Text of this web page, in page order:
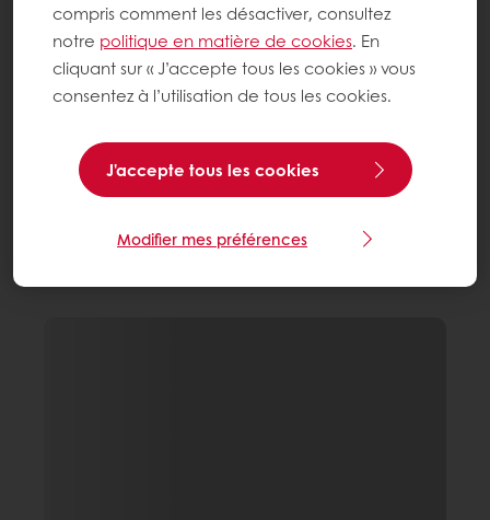
compris comment les désactiver, consultez
notre politique en matière de cookies. En
cliquant sur « J’accepte tous les cookies » vous
consentez à l’utilisation de tous les cookies.
J'accepte tous les cookies
Modifier mes préférences